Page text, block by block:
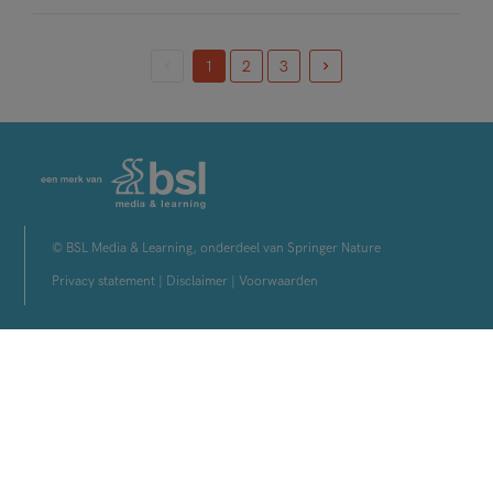
1
2 3
© BSL Media & Learning, onderdeel van Springer Nature
Privacy statement
Disclaimer Voorwaarden